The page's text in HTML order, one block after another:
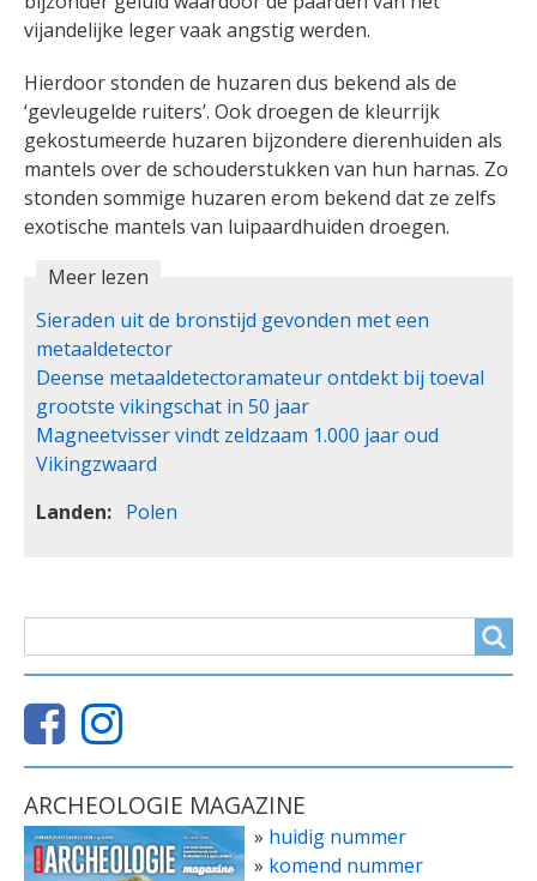
vijandelijke leger vaak angstig werden.
Hierdoor stonden de huzaren dus bekend als de
‘gevleugelde ruiters’. Ook droegen de kleurrijk
gekostumeerde huzaren bijzondere dierenhuiden als
mantels over de schouderstukken van hun harnas. Zo
stonden sommige huzaren erom bekend dat ze zelfs
exotische mantels van luipaardhuiden droegen.
Meer lezen
Sieraden uit de bronstijd gevonden met een
metaaldetector
Deense metaaldetectoramateur ontdekt bij toeval
grootste vikingschat in 50 jaar
Magneetvisser vindt zeldzaam 1.000 jaar oud
Vikingzwaard
Landen
Polen
ZOEKVELD
ARCHEOLOGIE MAGAZINE
» huidig nummer
» komend nummer